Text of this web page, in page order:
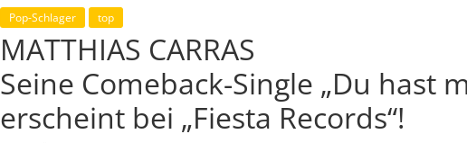
Pop-Schlager top
MATTHIAS CARRAS
Seine Comeback-Single „Du hast
erscheint bei „Fiesta Records“!